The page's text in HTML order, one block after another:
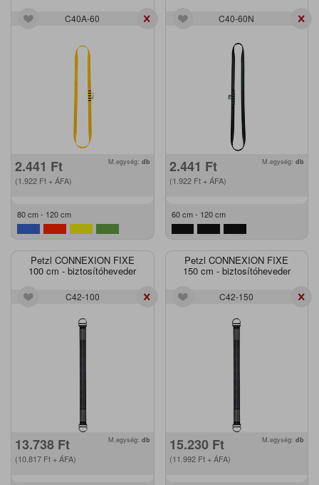
C40A-60
2.441 Ft
(1.922 Ft + ÁFA)
M.egység: db
80 cm - 120 cm
C40-60N
2.441 Ft
(1.922 Ft+ ÁFA)
M.egység: db
60 cm - 120 cm
Petzl CONNEXION FIXE
100 cm - biztosítóheveder
C42-100
13.738 Ft
(10.817 Ft + ÁFA)
M.egység: db
Petzl CONNEXION FIXE
150 cm - biztosítóheveder
C42-150
15.230 Ft
(11.992 Ft+ ÁFA)
M.egység: db